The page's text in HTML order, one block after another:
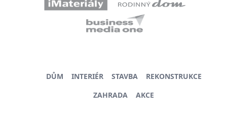
DŮM INTERIÉR STAVBA
REKONSTRUKCE
ZAHRADA
AKCE